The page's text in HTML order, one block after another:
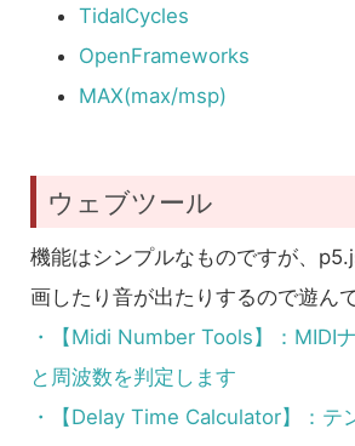
TidalCycles
OpenFrameworks
MAX(max/msp)
ウェブツール
機能はシンプルなものですが、
画したり音が出たりするので遊ん
・【Midi Number Tools】：MIDI
と周波数を判定します
・【Delay Time Calculator】：テ